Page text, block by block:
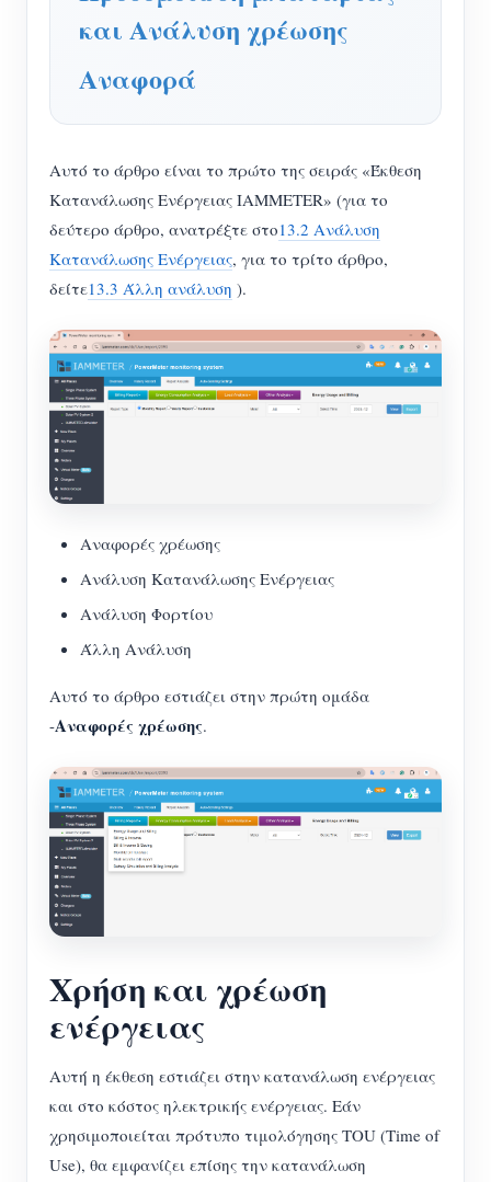
Σύστημα ελέγχου Φ/Β θερμαντήρα
Οικιακός αυτοματισμός
Εγγραφο
Εκπαιδευτικό βίντεο
Blogs
Προγραμματιστής
Εξερευνώ
Πρόγραμμα επιβράβευσης
Επικοινωνία
Σχετικά με εμάς
και Ανάλυση χρέωσης
Αναφορά
Αυτό το άρθρο είναι το πρώτο της σειράς «Έκθεση
Κατανάλωσης Ενέργειας IAMMETER» (για το
δεύτερο άρθρο, ανατρέξτε στο13.2 Ανάλυση
Κατανάλωσης Ενέργειας, για το τρίτο άρθρο,
δείτε13.3 Άλλη ανάλυση ).
Αναφορές χρέωσης
Ανάλυση Κατανάλωσης Ενέργειας
Ανάλυση Φορτίου
Άλλη Ανάλυση
Αυτό το άρθρο εστιάζει στην πρώτη ομάδα
-Αναφορές χρέωσης.
Χρήση και χρέωση
ενέργειας
Αυτή η έκθεση εστιάζει στην κατανάλωση ενέργειας
και στο κόστος ηλεκτρικής ενέργειας. Εάν
χρησιμοποιείται πρότυπο τιμολόγησης TOU (Time of
Use), θα εμφανίζει επίσης την κατανάλωση